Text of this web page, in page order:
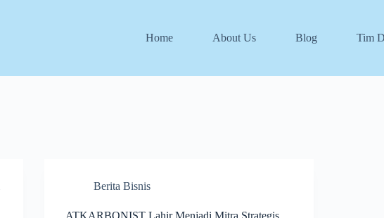
Home About Us Blog Tim
Berita Bisnis
ATKARBONIST Lahir Menjadi Mitra Strategis